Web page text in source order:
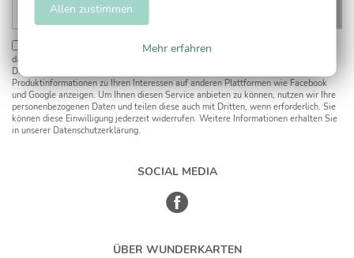
Einwilligung zur Datennutzung für Marketingzwecke:
dass wir Sie mit neuesten Informationen aus unserem Angebot informieren können.
Dies umfasst den Versand unseres Newsletters. Zudem können wir Ihnen
Produktinformationen zu Ihren Interessen auf anderen Plattformen wie Facebook
und Google anzeigen. Um Ihnen diesen Service anbieten zu können, nutzen wir Ihre
personenbezogenen Daten und teilen diese auch mit Dritten, wenn erforderlich. Sie
können diese Einwilligung jederzeit widerrufen. Weitere Informationen erhalten Sie
in unserer Datenschutzerklärung.
SOCIAL MEDIA
ÜBER WUNDERKARTEN
Mehr erfahren
Allen zustimmen